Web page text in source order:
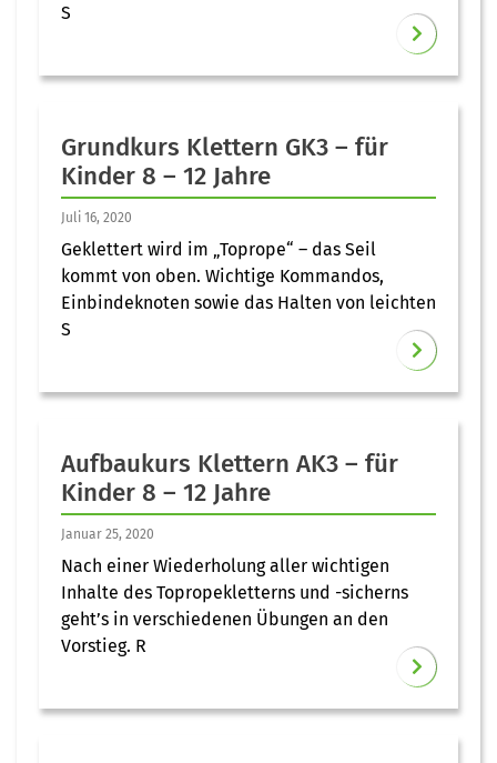
S
Grundkurs Klettern GK3 – für
Kinder 8 – 12 Jahre
Juli 16, 2020
Geklettert wird im „Toprope“ – das Seil
kommt von oben. Wichtige Kommandos,
Einbindeknoten sowie das Halten von leichten
S
Aufbaukurs Klettern AK3 – für
Kinder 8 – 12 Jahre
Januar 25, 2020
Nach einer Wiederholung aller wichtigen
Inhalte des Topropekletterns und -sicherns
geht’s in verschiedenen Übungen an den
Vorstieg. R